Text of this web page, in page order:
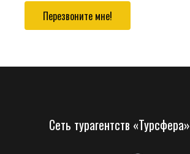
Перезвоните мне!
Сеть турагентств «Турсфера»